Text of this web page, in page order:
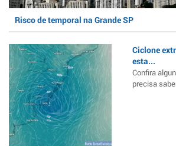
Risco de temporal na Grande SP
Ciclone
esta...
Confira
precisa